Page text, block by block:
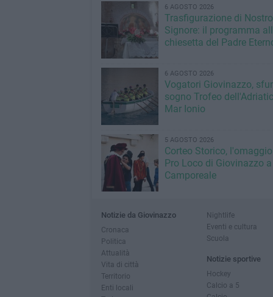
6 AGOSTO 2026
Trasfigurazione di Nostro
Signore: il programma
chiesetta del Padre
6 AGOSTO 2026
Vogatori Giovinazzo,
sogno Trofeo
Mar Ionio
5 AGOSTO 2026
Corteo Storico,
Pro Loco di Giovinazzo a
Camporeale
Notizie da Giovinazzo
Cronaca
Politica
Attualità
Vita di città
Territorio
Enti locali
Nightlife
Eventi e cultura
Scuola
Notizie sportive
Hockey
Calcio a 5